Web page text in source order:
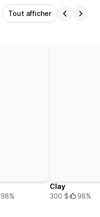
Tout afficher
98%
Clay
300 $
98%